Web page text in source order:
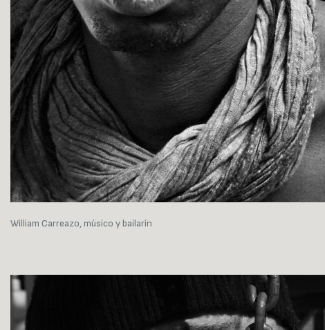
William Carreazo, músico y bailarín